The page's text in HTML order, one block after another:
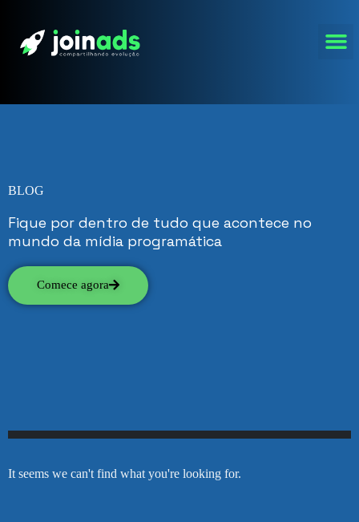
BLOG
Fique por dentro de tudo que acontece no
mundo da mídia programática
Comece agora
It seems we can't find what you're looking for.